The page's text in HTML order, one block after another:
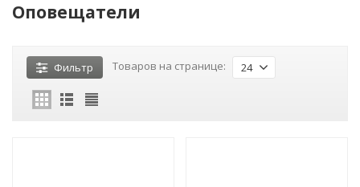
Оповещатели
Фильтр Товаров на странице: 24